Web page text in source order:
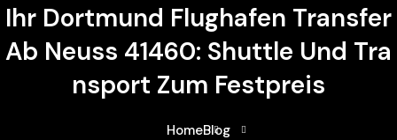
Ihr Dortmund Flughafen Transfer
Ab Neuss 41460: Shuttle Und Tra
Nsport Zum Festpreis
HomeBlog